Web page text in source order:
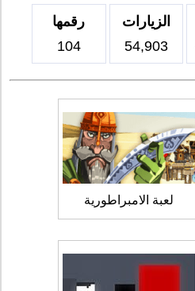
الزيارات
54,903
رقمها
104
لعبة الامبراطورية